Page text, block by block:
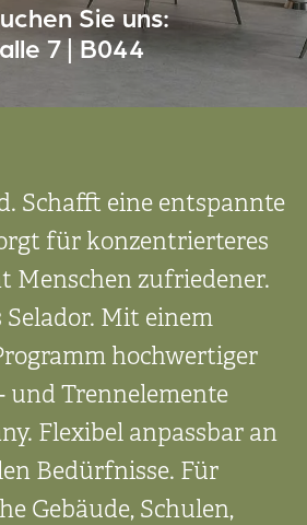
Sie uns:
7 | B044
Schafft eine entspannte
für konzen­trierteres
Menschen zufriedener.
Selador. Mit einem
hochwertiger
und Trenn­elemente
Flexibel anpassbar an
Bedürf­nisse. Für
Gebäude, Schulen,